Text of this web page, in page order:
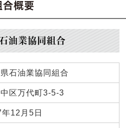
合概要
油業協同組合
石油業協同組合
区万代町3-5-3
12月5日